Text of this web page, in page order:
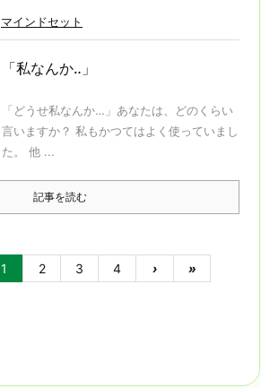
マインドセット
「私なんか‥」
「どうせ私なんか…」あなたは、どのくらい
言いますか？ 私もかつてはよく使っていまし
た。 他 ...
記事を読む
1 2 3 4 › »